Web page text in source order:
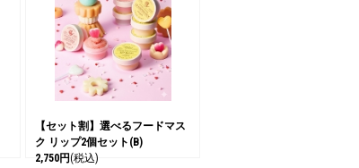
【セット割】選べるフードマス
ク リップ2個セット(B)
2,750円(税込)